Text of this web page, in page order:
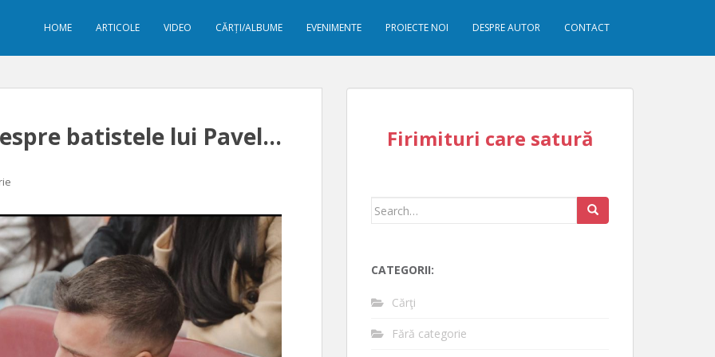
HOME ARTICOLE VIDEO CĂRȚI/ALBUME EVENIMENTE PROIECTE NOI DESPRE AUTOR CONTACT
batistele lui Pavel… Firimituri care satură
Search
CATEGORII:
Cărţi
Fără categorie